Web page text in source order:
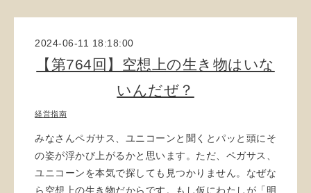
2024-06-11 18:18:00
【第764回】空想上の生き物はいな
いんだぜ？
経営指南
みなさんペガサス、ユニコーンと聞くとパッと頭にそ
の姿が浮かび上がるかと思います。ただ、ペガサス、
ユニコーンを本気で探しても見つかりません。なぜな
ら空想上の生き物だからです。もし仮にわたしが「明